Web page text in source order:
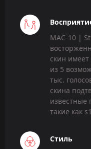
MAC-10 |
скин
из 5
тыс.
скина
известные
такие как
Стиль